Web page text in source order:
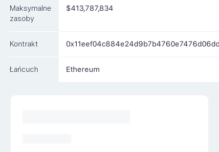
Maksymalne
zasoby
$413,787,834
Kontrakt
Łańcuch Ethereum